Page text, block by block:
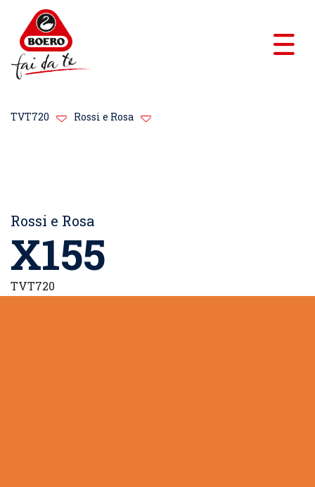
TVT720 Rossi e Rosa
Rossi e Rosa
X155
TVT720